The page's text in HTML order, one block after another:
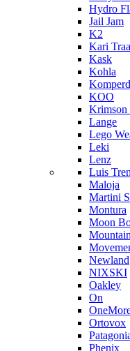
Hydro
Jail Jam
K2
Kari Traa
Kask
Kohla
KOO
Lange
Lego
Leki
Lenz
Luis
Maloja
Martini
Montura
Moon
Newland
NIXSKI
Oakley
On
Ortovox
Phenix